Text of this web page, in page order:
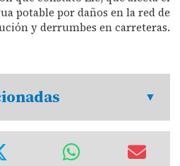
potable por daños en la red de
y derrumbes en carreteras.